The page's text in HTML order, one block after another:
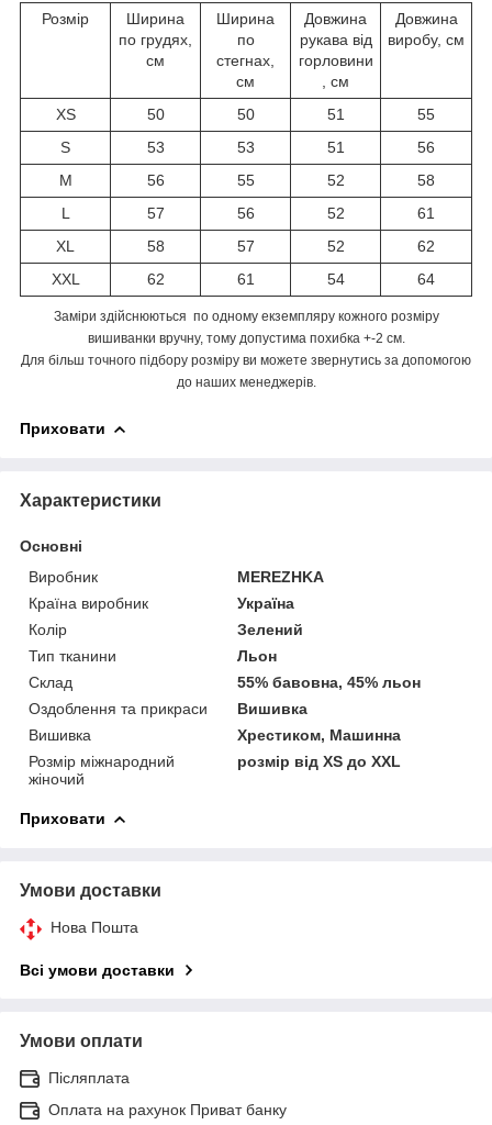
Розмір
Ширина
по грудях,
см
Ширина
по
стегнах,
см
Довжина
рукава від
горловини
, см
Довжина
виробу, см
XS 50 50 51
55
S
53 53 51
56
M
56 55 52
58
L
57 56 52
61
XL
58 57 52
62
XXL
62 61 54 64
Заміри здійснюються по одному екземпляру кожного розміру
вишиванки вручну, тому допустима похибка +-2 см.
Для більш точного підбору розміру ви можете звернутись за допомогою
до наших менеджерів.
Приховати
Характеристики
Основні
Виробник
MEREZHKA
Країна виробник
Україна
Колір
Зелений
Тип тканини
Льон
Склад
55% бавовна, 45% льон
Оздоблення та прикраси
Вишивка
Вишивка
Хрестиком, Машинна
Розмір міжнародний
жіночий
розмір від XS до XXL
Приховати
Умови доставки
Нова Пошта
Всі умови доставки
Умови оплати
Післяплата
Оплата на рахунок Приват банку